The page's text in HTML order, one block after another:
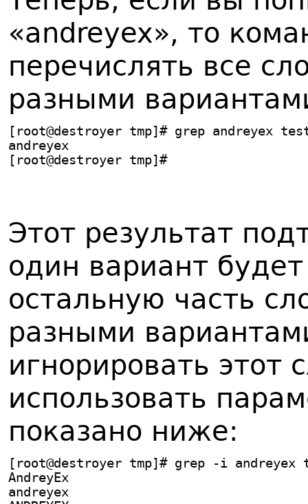
«andreyex», то
перечислять все
разными
[root@destroyer tmp]# grep andreyex
andreyex
[root@destroyer tmp]#
Этот результат
один вариант
остальную часть
разными
игнорировать этот
использовать
показано ниже:
[root@destroyer tmp]# grep -i
AndreyEx
andreyex